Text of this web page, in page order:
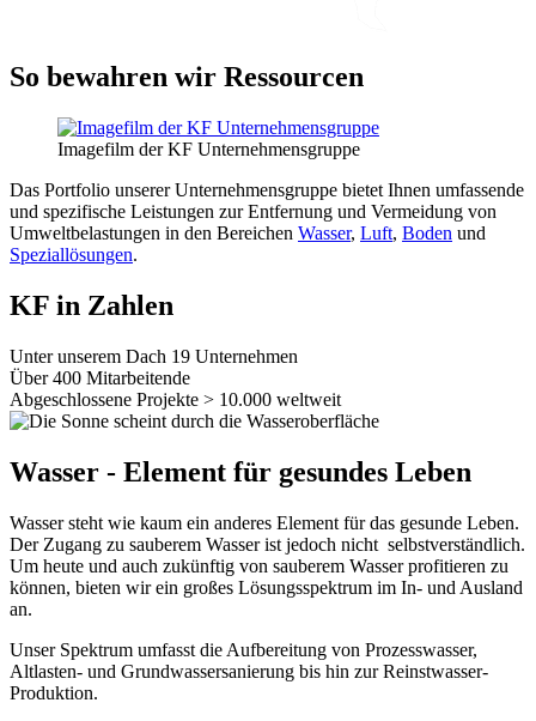
So bewahren wir Ressourcen
Imagefilm der KF Unternehmensgruppe
Das Portfolio unserer Unternehmensgruppe bietet Ihnen umfassende
und spezifische Leistungen zur Entfernung und Vermeidung von
Umweltbelastungen in den Bereichen Wasser, Luft, Boden und
Speziallösungen.
KF in Zahlen
Unter unserem Dach 19 Unternehmen
Über 400 Mitarbeitende
Abgeschlossene Projekte > 10.000 weltweit
Wasser - Element für gesundes Leben
Wasser steht wie kaum ein anderes Element für das gesunde Leben.
Der Zugang zu sauberem Wasser ist jedoch nicht selbstverständlich.
Um heute und auch zukünftig von sauberem Wasser profitieren zu
können, bieten wir ein großes Lösungsspektrum im In- und Ausland
an.
Unser Spektrum umfasst die Aufbereitung von Prozesswasser,
Altlasten- und Grundwassersanierung bis hin zur Reinstwasser-
Produktion.